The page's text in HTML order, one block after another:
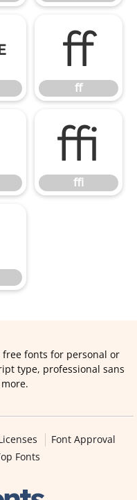
ﬀ
ﬀ
ﬃ
ﬃ
fonts for personal or
type, professional sans
Font Approval
Fonts